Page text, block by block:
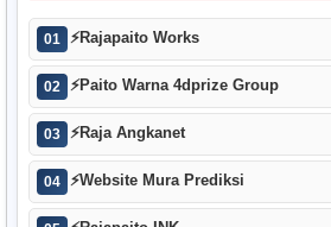
01 ⚡Rajapaito Works
02 ⚡Paito Warna 4dprize Group
03 ⚡Raja Angkanet
04 ⚡Website Mura Prediksi